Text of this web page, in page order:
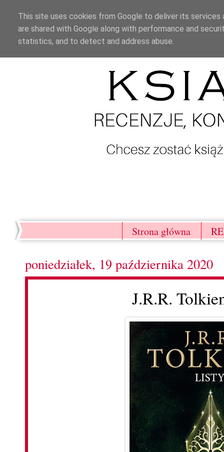
Strona główna
poniedziałek, 19 października 2020
J.R.R.
This site uses cookies from Google to deliver its
are shared with Google along with performance and
statistics, and to detect and address abuse.